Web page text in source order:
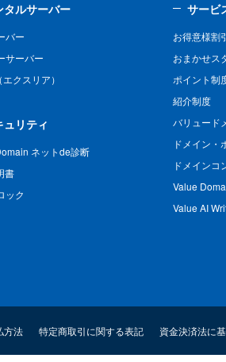
タルサーバー
バー
サーバー
クスリア）
ュリティ
ネットde診断
書
ック
サービ
お得意様割
おまかせス
ポイント制
紹介制度
バリュード
ドメイン・
ドメインコ
Value
Value AI
方法 特定商取引に関する表記 資金決済法に